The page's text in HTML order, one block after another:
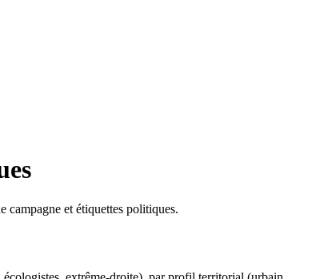
campagne et étiquettes politiques.